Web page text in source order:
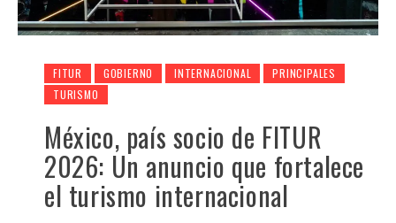
FITUR GOBIERNO INTERNACIONAL
PRINCIPALES
TURISMO
México, país socio de FITUR
2026: Un anuncio que fortalece
el turismo internacional